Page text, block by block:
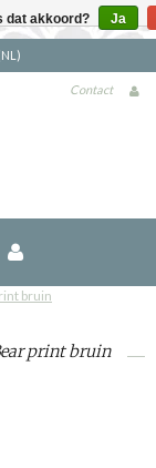
verzending boven €90
Contact
bruin
print bruin
dat akkoord? Ja